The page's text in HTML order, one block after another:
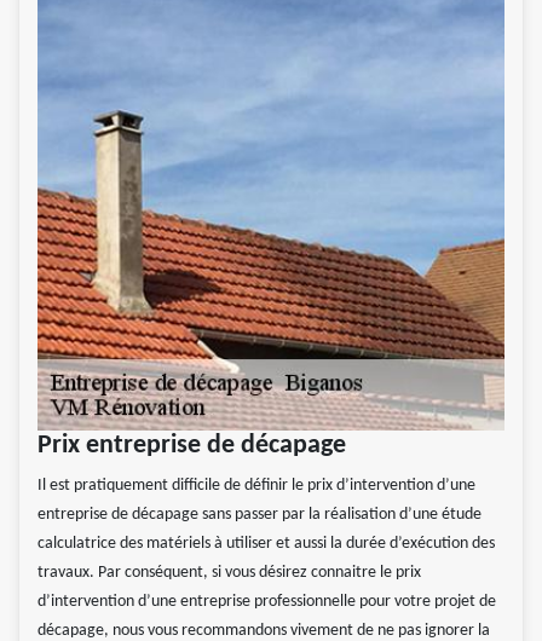
Prix entreprise de décapage
Il est pratiquement difficile de définir le prix d’intervention d’une
entreprise de décapage sans passer par la réalisation d’une étude
calculatrice des matériels à utiliser et aussi la durée d’exécution des
travaux. Par conséquent, si vous désirez connaitre le prix
d’intervention d’une entreprise professionnelle pour votre projet de
décapage, nous vous recommandons vivement de ne pas ignorer la